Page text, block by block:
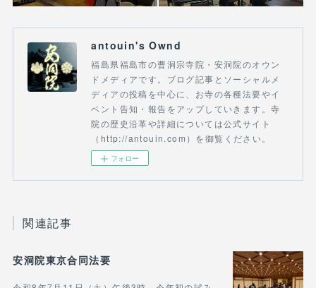
antouin's Ownd
福島県福島市の曹洞宗寺院・安洞院のオウン
ドメディアです。ブログ記事とソーシャルメ
ディアの投稿を中心に、お寺の各種法要やイ
ベント告知・報告をアップしていきます。寺
院の歴史沿革や詳細については公式サイト
（http://antouin.com）を御覧ください。
フォロー
関連記事
安洞院東京合同法要